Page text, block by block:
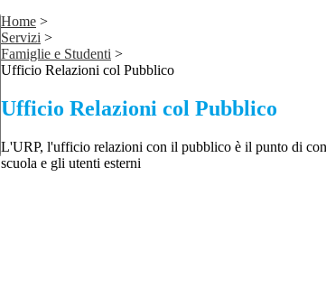
Home >
Servizi >
Famiglie e Studenti >
Ufficio Relazioni col Pubblico
Ufficio Relazioni col Pubblico
L'URP, l'ufficio relazioni con il pubblico è il punto di
scuola e gli utenti esterni